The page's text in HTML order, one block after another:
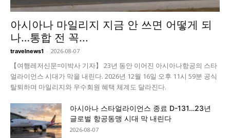
아시아나 마일리지 지금 안 쓰면 어떻게 되
나…통합 전 꼭...
travelnews1 - 2026-08-07
【여행레저신문=이박사 기자】 23년 동안 이어진 아시아나항공의 스타
얼라이언스 시대가 막을 내린다. 2026년 12월 16일 오후 11시 59분 공식
탈퇴하며 마일리지와 우수회원 혜택 체계도 달라진다.
아시아나 스타얼라이언스 종료 D-131…23년
글로벌 항공동맹 시대 막 내린다
2026-08-07